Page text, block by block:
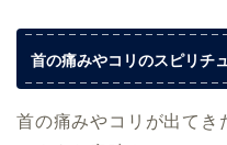
首の痛みやコリのスピリチ
首の痛みやコリが出てき